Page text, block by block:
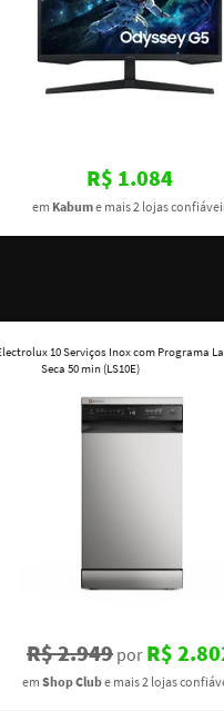
R$ 1.084
em Kabume mais 2 lojas
10 Serviços Inox com Programa
Seca 50 min (LS10E)
R$ 2.949 por R$
em Shop Clube mais 2 lojas